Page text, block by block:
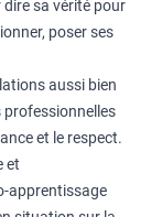
sa vérité pour
poser ses
aussi bien
professionnelles
et le respect.
et
apprentissage